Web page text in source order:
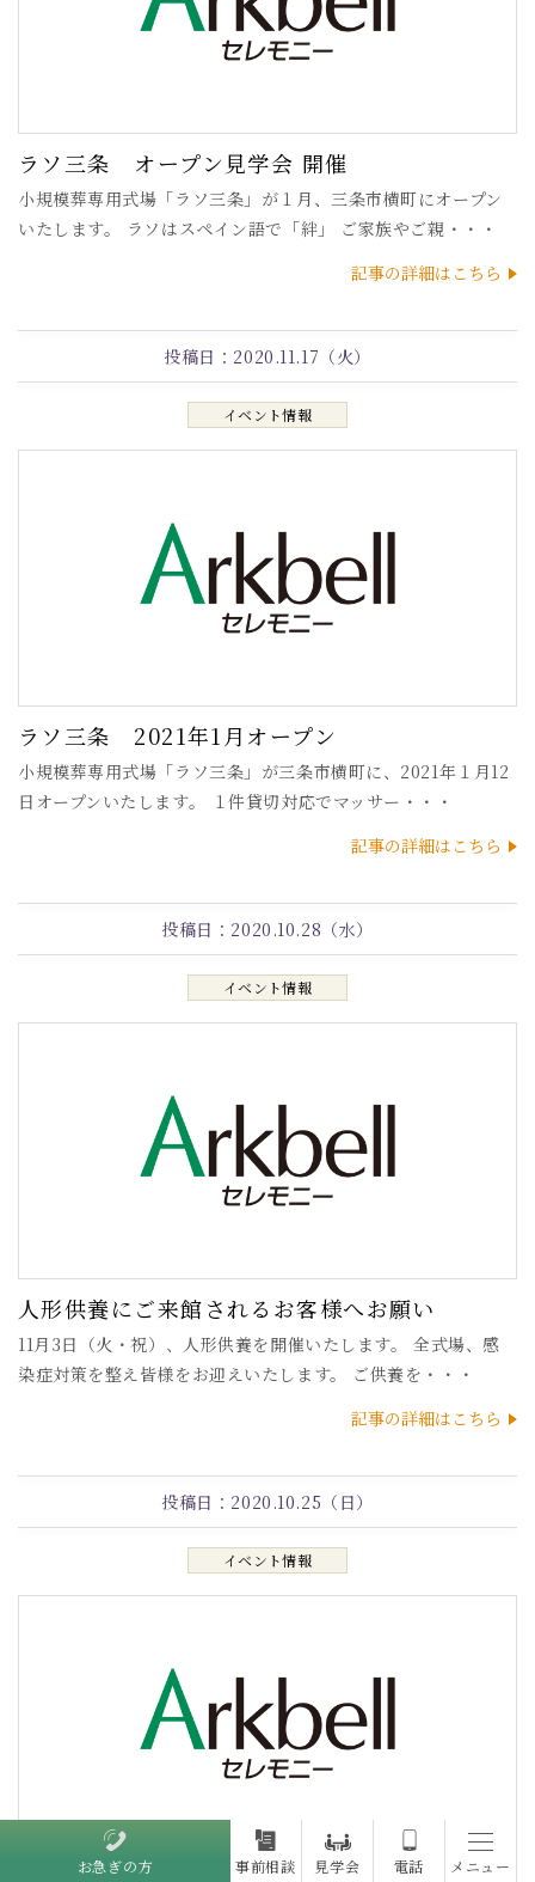
ラソ三条 オープン見学会 開催
小規模葬専用式場「ラソ三条」が１月、三条市横町にオープン
いたします。 ラソはスペイン語で「絆」 ご家族やご親・・・
記事の詳細はこちら
イベント情報
投稿日： 2020.11.17（火）
ラソ三条 2021年1月オープン
小規模葬専用式場「ラソ三条」が三条市横町に、2021年１月12
日オープンいたします。 １件貸切対応でマッサー・・・
記事の詳細はこちら
イベント情報
投稿日： 2020.10.28（水）
人形供養にご来館されるお客様へお願い
11月3日（火・祝）、人形供養を開催いたします。 全式場、感
染症対策を整え皆様をお迎えいたします。 ご供養を・・・
記事の詳細はこちら
イベント情報
投稿日： 2020.10.25（日）
お急ぎの方 事前相談 見学会 電話 メニュー